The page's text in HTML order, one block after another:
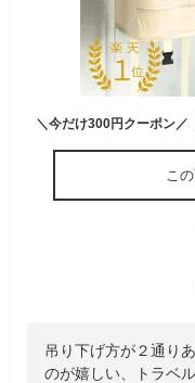
こ
吊り下げ方が２通り
のが嬉しい、トラベ